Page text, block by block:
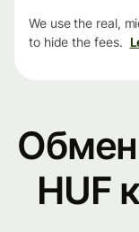
We use the real,
to hide the fees.
HUF